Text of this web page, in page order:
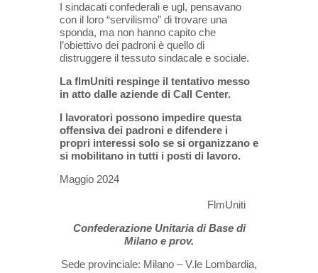
I sindacati confederali e ugl, pensavano
con il loro “servilismo” di trovare una
sponda, ma non hanno capito che
l’obiettivo dei padroni è quello di
distruggere il tessuto sindacale e sociale.
La flmUniti respinge il tentativo messo
in atto dalle aziende di Call Center.
I lavoratori possono impedire questa
offensiva dei padroni e difendere i
propri interessi solo se si organizzano e
si mobilitano in tutti i posti di lavoro.
Maggio 2024
FlmUniti
Confederazione Unitaria di Base di
Milano e prov.
Sede provinciale: Milano – V.le Lombardia,